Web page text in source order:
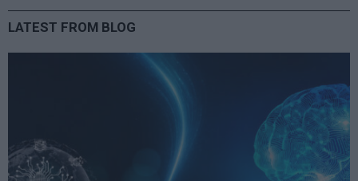
LATEST FROM BLOG